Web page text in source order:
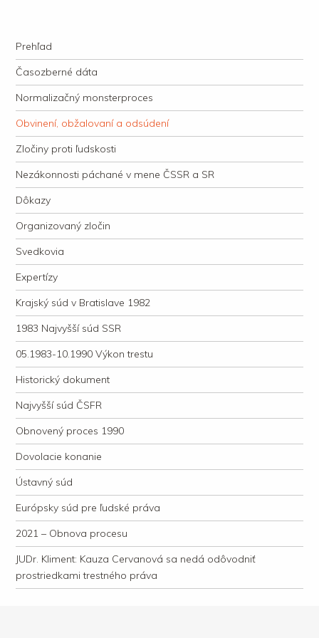
justície
Navigation
Skip to content
Prehľad
Časozberné dáta
Normalizačný monsterproces
Obvinení, obžalovaní a odsúdení
Zločiny proti ľudskosti
Nezákonnosti páchané v mene ČSSR a SR
Dôkazy
Organizovaný zločin
Svedkovia
Expertízy
Krajský súd v Bratislave 1982
1983 Najvyšší súd SSR
05.1983-10.1990 Výkon trestu
Historický dokument
Najvyšší súd ČSFR
Obnovený proces 1990
Dovolacie konanie
Ústavný súd
Európsky súd pre ľudské práva
2021 – Obnova procesu
JUDr. Kliment: Kauza Cervanová sa nedá odôvodniť
prostriedkami trestného práva